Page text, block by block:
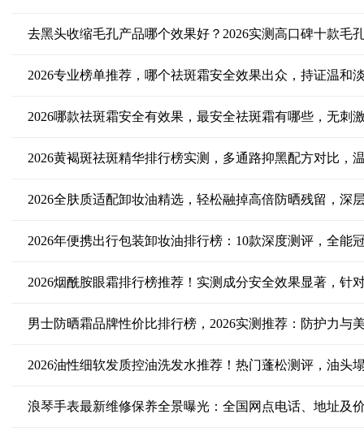
去黑头收缩毛孔产品哪个效果好？2026实测高口碑十款毛
2026专业榜单推荐，哪个祛斑霜安全效果出众，持证温和
2026哪款祛斑霜安全有效果，最安全祛斑霜有哪些，无刺
2026黄褐斑祛斑精华排行榜实测，多通路抑黑配方对比，
2026全肤质适配卸妆油精选，轻松融掉高倍防晒残留，深
2026年便携出行包装卸妆油排行榜：10款深度测评，全能
2026烟酰胺眼霜排行榜推荐！实测成分安全效果显著，针
男士防晒霜品牌性价比排行榜，2026实测推荐：防护力与
2026油性细软发质控油洗发水推荐！热门蓬松测评，油头
浪琴手表最新维修保养全景曝光：全国网点电话、地址及